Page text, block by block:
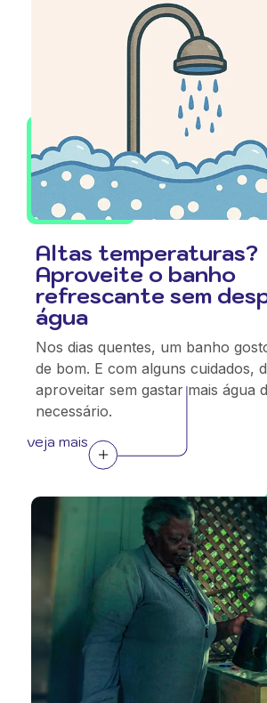
Altas temperaturas?
Aproveite o banho
refrescante sem
água
Nos dias quentes, um banho
de bom. E com alguns cuidados,
aproveitar sem gastar mais água
necessário.
veja mais